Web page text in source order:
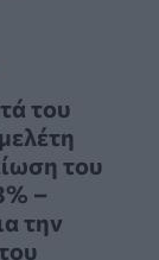
του
του
–
την